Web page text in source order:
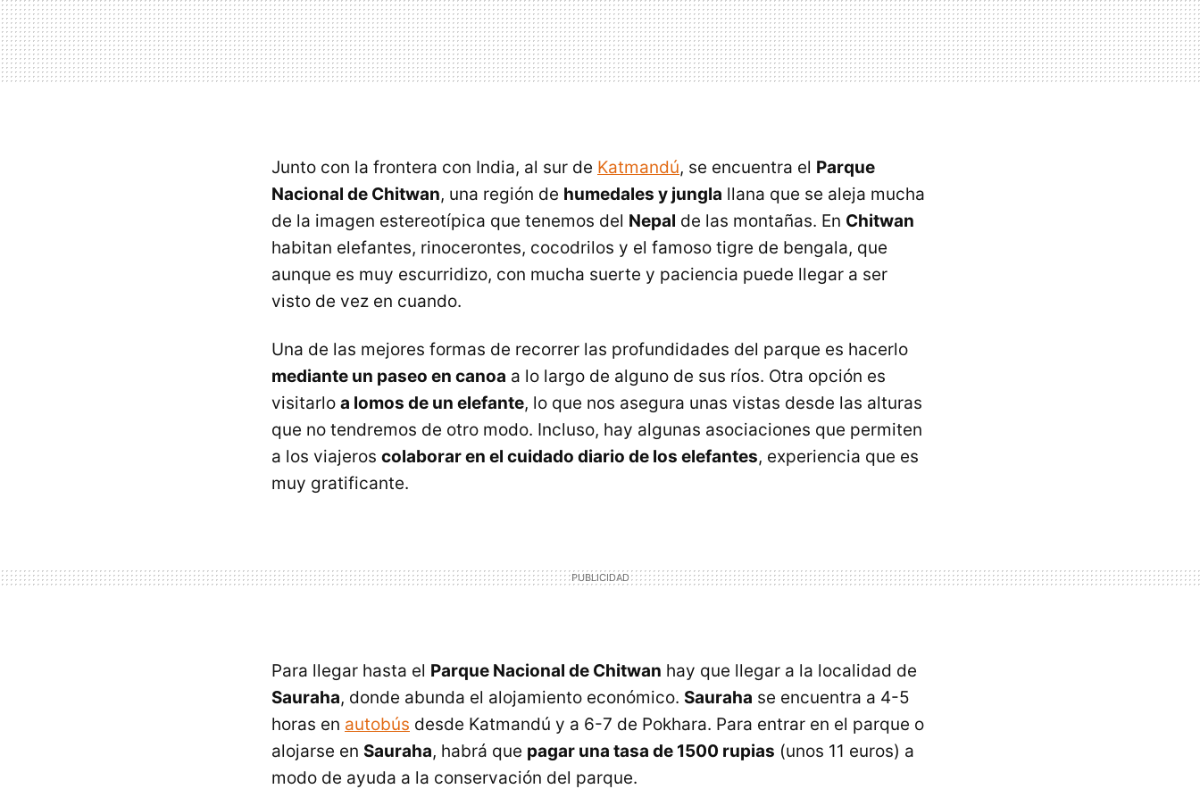
Junto con la frontera con India, al sur de Katmandú, se encuentra el Parque
Nacional de Chitwan, una región de humedales y jungla llana que se aleja mucha
de la imagen estereotípica que tenemos del Nepal de las montañas. En Chitwan
habitan elefantes, rinocerontes, cocodrilos y el famoso tigre de bengala, que
aunque es muy escurridizo, con mucha suerte y paciencia puede llegar a ser
visto de vez en cuando.
Una de las mejores formas de recorrer las profundidades del parque es hacerlo
mediante un paseo en canoa a lo largo de alguno de sus ríos. Otra opción es
visitarlo a lomos de un elefante, lo que nos asegura unas vistas desde las alturas
que no tendremos de otro modo. Incluso, hay algunas asociaciones que permiten
a los viajeros colaborar en el cuidado diario de los elefantes, experiencia que es
muy gratificante.
Para llegar hasta el Parque Nacional de Chitwan hay que llegar a la localidad de
Sauraha, donde abunda el alojamiento económico. Sauraha se encuentra a 4-5
horas en autobús desde Katmandú y a 6-7 de Pokhara. Para entrar en el parque o
alojarse en Sauraha, habrá que pagar una tasa de 1500 rupias (unos 11 euros) a
modo de ayuda a la conservación del parque.